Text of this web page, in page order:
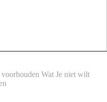
Wat Je niet wilt